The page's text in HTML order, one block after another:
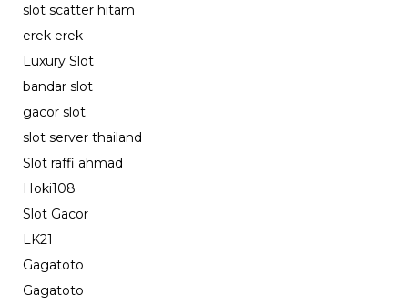
slot scatter hitam
erek erek
Luxury Slot
bandar slot
gacor slot
slot server thailand
Slot raffi ahmad
Hoki108
Slot Gacor
LK21
Gagatoto
Gagatoto